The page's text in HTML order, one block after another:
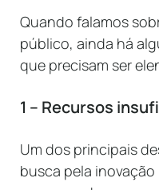
Quando falamos
público, ainda há
que precisam ser
1 – Recursos
Um dos principais
busca pela